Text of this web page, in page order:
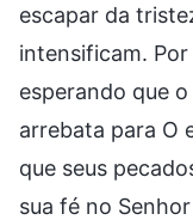
escapar da
intensificam.
esperando que o
arrebata para O
que seus
sua fé no